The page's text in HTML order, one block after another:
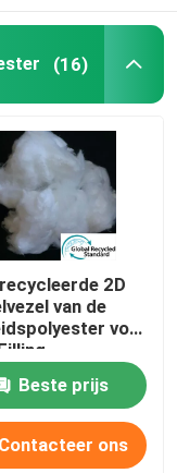
(16)
2D
van de
voor
Beste prijs
Contacteer ons